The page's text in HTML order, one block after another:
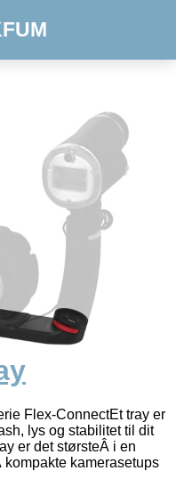
Flex-ConnectEt tray er
lys og stabilitet til dit
er det størsteÂ i en
kamerasetups